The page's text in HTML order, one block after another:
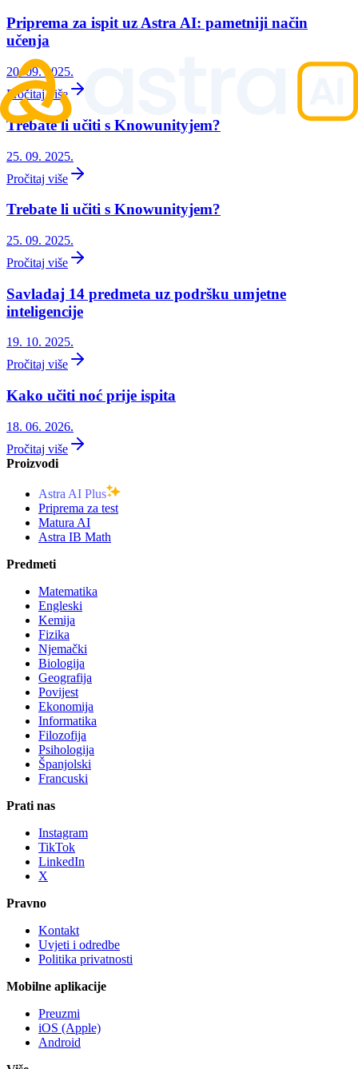
Priprema za ispit uz Astra AI: pametniji način
učenja
20. 09. 2025.
Pročitaj više
Trebate li učiti s Knowunityjem?
25. 09. 2025.
Pročitaj više
Trebate li učiti s Knowunityjem?
25. 09. 2025.
Pročitaj više
Savladaj 14 predmeta uz podršku umjetne
inteligencije
19. 10. 2025.
Pročitaj više
Kako učiti noć prije ispita
18. 06. 2026.
Pročitaj više
Proizvodi
Astra AI Plus
Priprema za test
Matura AI
Astra IB Math
Predmeti
Matematika
Engleski
Kemija
Fizika
Njemački
Biologija
Geografija
Povijest
Ekonomija
Informatika
Filozofija
Psihologija
Španjolski
Francuski
Prati nas
Instagram
TikTok
LinkedIn
X
Pravno
Kontakt
Uvjeti i odredbe
Politika privatnosti
Mobilne aplikacije
Preuzmi
iOS (Apple)
Android